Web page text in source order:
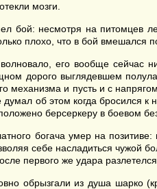
мозги.
бой: несмотря на питомцев
плохо, что в бой
его вообще сейчас
дорого выглядевшем
механизма и пусть и с
думал об этом когда бросился
берсеркеру в боевом
богача умер на
себе насладиться
первого же удара
обрызгали из душа шарко